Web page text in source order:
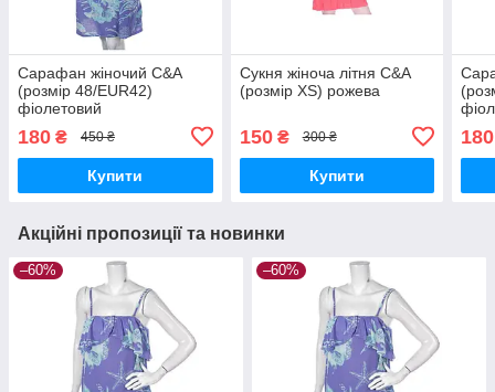
Сарафан жіночий C&A
(розмір 48/EUR42)
фіолетовий
180 ₴ 450 ₴
Купити
Сукня жіноча літня C&A
(розмір XS) рожева
150₴ 300 ₴
Купити
180
Акційні пропозиції та новинки
–60% –60%